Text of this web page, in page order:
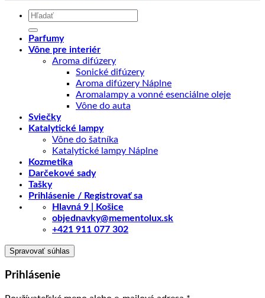
Hľadať:
Parfumy
Vône pre interiér
Aroma difúzery
Sonické difúzery
Aroma difúzery Náplne
Aromalampy a vonné esenciálne oleje
Vône do auta
Sviečky
Katalytické lampy
Vône do šatníka
Katalytické lampy Náplne
Kozmetika
Darčekové sady
Tašky
Prihlásenie / Registrovať sa
Hlavná 9 | Košice
objednavky@mementolux.sk
+421 911 077 302
Spravovať súhlas
Prihlásenie